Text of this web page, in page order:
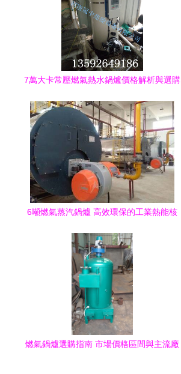
7萬大卡常壓燃氣熱水鍋爐價格解析與選購
6噸燃氣蒸汽鍋爐 高效環保的工業熱能核
燃氣鍋爐選購指南 市場價格區間與主流廠